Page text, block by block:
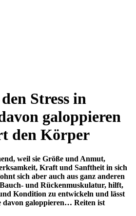
Stress in
galoppieren
den Körper
weil sie Größe und Anmut,
Kraft und Sanftheit in sich
sich aber auch aus ganz anderen
und Rückenmuskulatur, hilft,
Kondition zu entwickeln und lässt
davon galoppieren… Reiten ist